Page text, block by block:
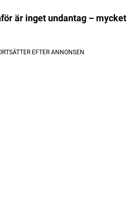
är inget undantag – mycket